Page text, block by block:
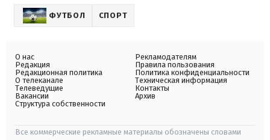
ФУТБОЛ СПОРТ
О нас
Редакция
Редакционная политика
О телеканале
Телеведущие
Вакансии
Структура собственности
Рекламодателям
Правила пользования
Политика конфиденциальности
Техническая информация
Контакты
Архив
Все коммерческие рекламные материалы обозначены словами